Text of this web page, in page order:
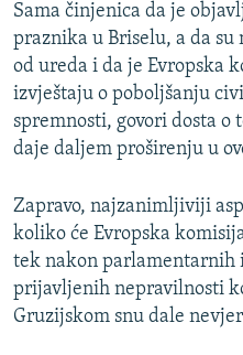
Sama činjenica da je
praznika u Briselu, a da
od ureda i da je Evropska
izvještaju o poboljšanju
spremnosti, govori dosta
daje daljem proširenju u
Zapravo, najzanimljiviji
koliko će Evropska
tek nakon parlamentarnih
prijavljenih nepravilnosti
Gruzijskom snu dale